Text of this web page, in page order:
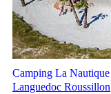
Camping La Nautique,
Camping La Nautique
Languedoc Roussillon